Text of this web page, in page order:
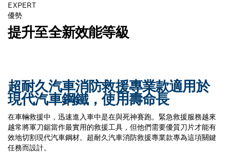
EXPERT
優勢
提升至全新效能等級
超耐久汽車消防救援專業款適用於
現代汽車鋼鐵，使用壽命長
在車輛救援中，迅速進入車中是在與死神賽跑。緊急救援服務越來
越常將軍刀鋸當作最實用的救援工具，但他們需要優質刀片才能有
效地切割現代汽車鋼材。超耐久汽車消防救援專業款專為這項關鍵
任務而設計。